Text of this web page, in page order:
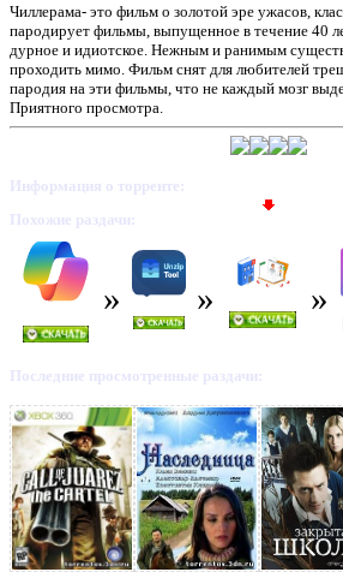
Чиллерама- это фильм о золотой эре ужасов,
пародирует фильмы, выпущенное в течение 40
дурное и идиотское. Нежным и ранимым
проходить мимо. Фильм снят для любителей
пародия на эти фильмы, что не каждый мозг
Приятного просмотра.
Информация о торренте:
Похожие раздачи:
Последние просмотренные раздачи: